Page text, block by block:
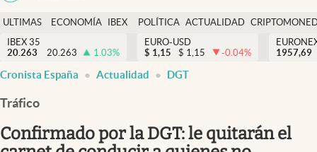
USA
Actualidad
Criptomonedas
España
ULTIMAS
NOTICIAS
ECONOMÍA
FINANZAS
IBEX
EURO
POLÍTICA ACTUALIDAD
IBEX 35
20.263
20.263 1.03%
EURO-USD
$ 1,15 $ 1,15 -0.04%
1957,69
Cronista España Actualidad DGT
Tráfico
Confirmado por la DGT: le quitarán el